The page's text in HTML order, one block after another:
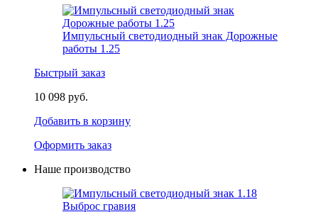
Импульсный светодиодный знак Дорожные
работы 1.25
Быстрый заказ
10 098 руб.
Добавить в корзину
Оформить заказ
Наше производство